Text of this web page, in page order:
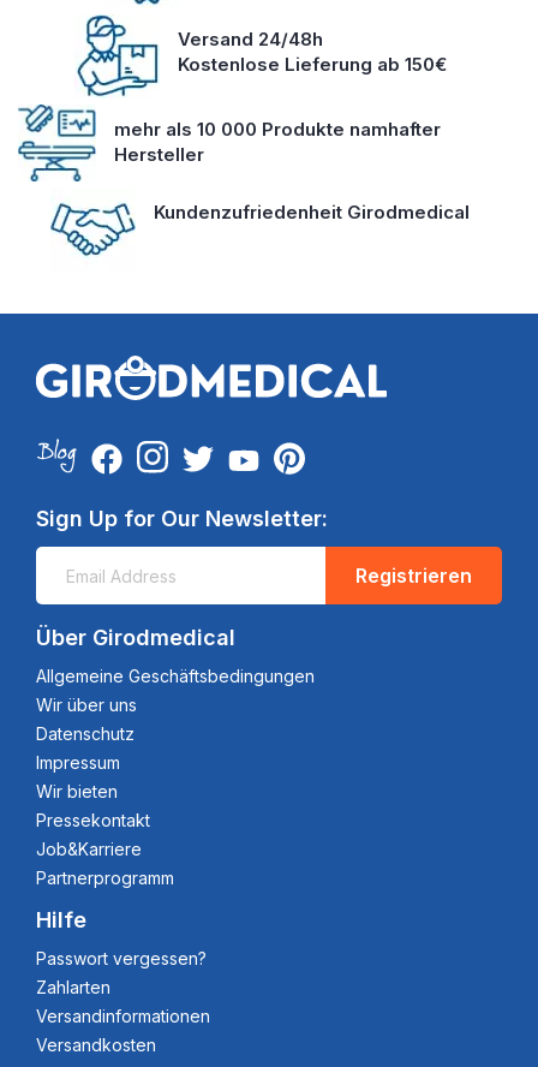
Versand 24/48h
Kostenlose Lieferung ab 150€
mehr als 10 000 Produkte namhafter
Hersteller
Kundenzufriedenheit Girodmedical
Sign Up for Our Newsletter:
Registrieren
Über Girodmedical
Allgemeine Geschäftsbedingungen
Wir über uns
Datenschutz
Impressum
Wir bieten
Pressekontakt
Job&Karriere
Partnerprogramm
Hilfe
Passwort vergessen?
Zahlarten
Versandinformationen
Versandkosten